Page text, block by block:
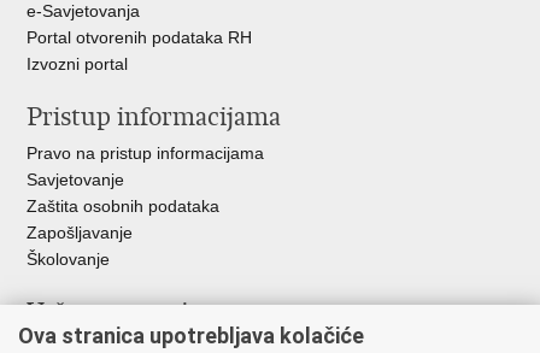
e-Savjetovanja
Portal otvorenih podataka RH
Izvozni portal
Pristup informacijama
Pravo na pristup informacijama
Savjetovanje
Zaštita osobnih podataka
Zapošljavanje
Školovanje
Važne poveznice
Ministarstvo unutarnjih poslova
Ova stranica upotrebljava kolačiće